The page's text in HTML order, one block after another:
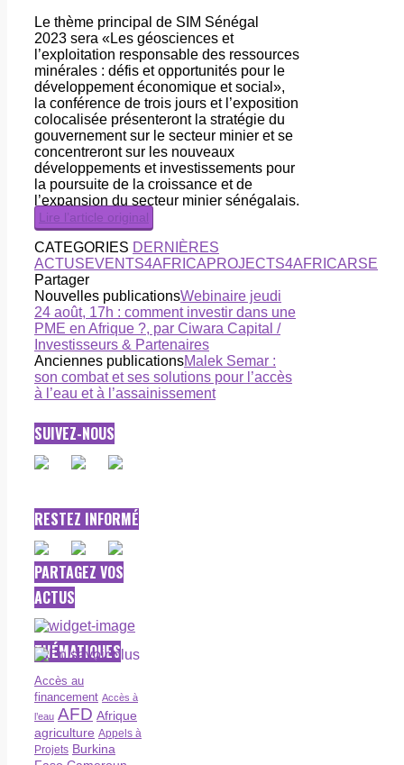
Le thème principal de SIM Sénégal
2023 sera «Les géosciences et
l’exploitation responsable des ressources
minérales : défis et opportunités pour le
développement économique et social»,
la conférence de trois jours et l’exposition
colocalisée présenteront la stratégie du
gouvernement sur le secteur minier et se
concentreront sur les nouveaux
développements et investissements pour
la poursuite de la croissance et de
l’expansion du secteur minier sénégalais.
Lire l’article original
CATEGORIES DERNIÈRES
ACTUSEVENTS4AFRICAPROJECTS4AFRICARSE
Partager
Nouvelles publicationsWebinaire jeudi
24 août, 17h : comment investir dans une
PME en Afrique ?, par Ciwara Capital /
Investisseurs & Partenaires
Anciennes publicationsMalek Semar :
son combat et ses solutions pour l’accès
à l’eau et à l’assainissement
SUIVEZ-NOUS
RESTEZ INFORMÉ
PARTAGEZ VOS
ACTUS
THÉMATIQUES
Accès au
financement Accès à
l’eau AFD Afrique
agriculture Appels à
Projets Burkina